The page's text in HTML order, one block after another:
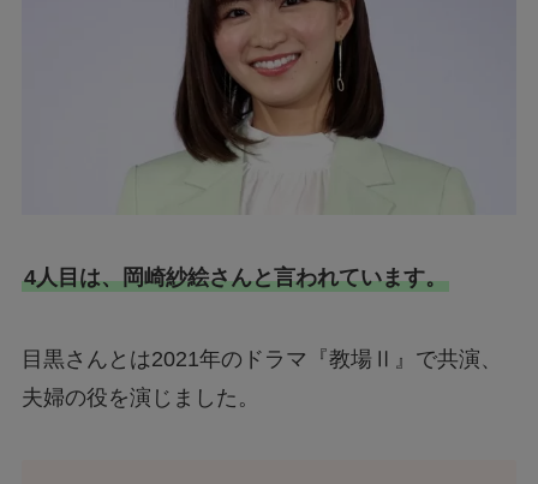
4人目は、岡崎紗絵さんと言われています。
目黒さんとは2021年のドラマ『教場Ⅱ』で共演、
夫婦の役を演じました。